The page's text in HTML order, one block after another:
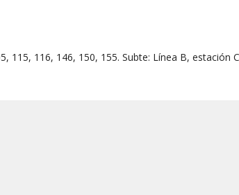
115, 116, 146, 150, 155. Subte: Línea B, estación